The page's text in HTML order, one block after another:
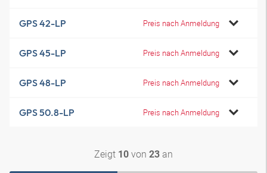
GPS 42-LP Preis nach Anmeldung
GPS 45-LP Preis nach Anmeldung
GPS 48-LP Preis nach Anmeldung
GPS 50.8-LP Preis nach Anmeldung
Zeigt 10 von 23 an